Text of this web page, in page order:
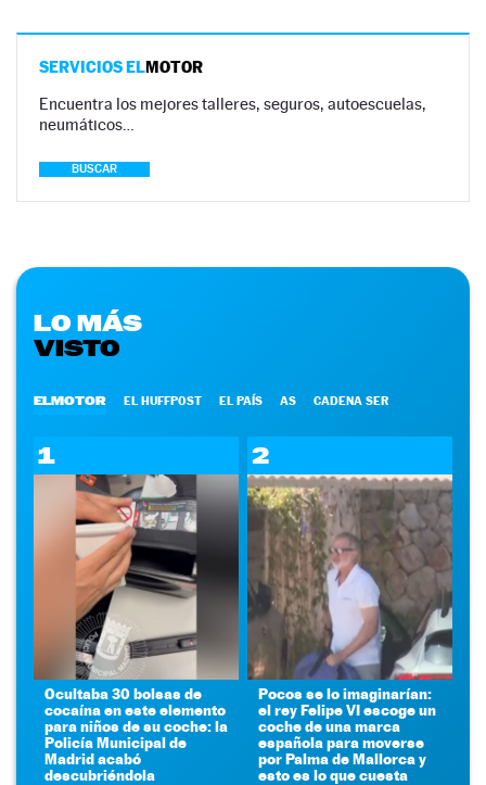
SERVICIOS ELMOTOR
Encuentra los mejores talleres, seguros, autoescuelas,
neumáticos…
BUSCAR
LO MÁS
VISTO
ELMOTOR EL HUFFPOST EL PAÍS AS CADENA SER
1
Ocultaba 30 bolsas de
cocaína en este elemento
para niños de su coche: la
Policía Municipal de
Madrid acabó
descubriéndola
2
Pocos se lo imaginarían:
el rey Felipe VI escoge un
coche de una marca
española para moverse
por Palma de Mallorca y
esto es lo que cuesta